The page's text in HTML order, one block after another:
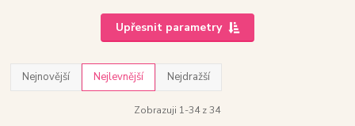
Upřesnit parametry
Nejnovější Nejlevnější Nejdražší
Zobrazuji 1-34 z 34